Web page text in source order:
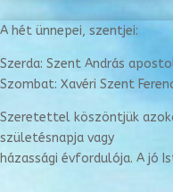
A hét ünnepei, szentjei:
Szerda: Szent András
Szombat: Xavéri Szent
Szeretettel köszöntjük
születésnapja vagy
házassági évfordulója. A jó